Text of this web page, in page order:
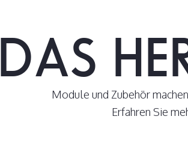
DAS
Module und Zubehör
Erfahren Sie